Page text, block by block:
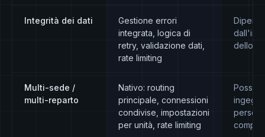
Integrità dei dati
Gestione errori
integrata, logica di
retry, validazione dati,
rate limiting
dello
Multi-sede /
multi-reparto
Nativo: routing
principale, connessioni
condivise, impostazioni
per unità, rate limiting